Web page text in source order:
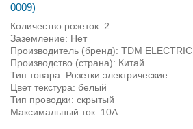
0009)
Количество розеток: 2
Заземление: Нет
Производитель (бренд): TDM ЕLECTRIC
Производство (страна): Китай
Тип товара: Розетки электрические
Цвет текстура: белый
Тип проводки: скрытый
Максимальный ток: 10А